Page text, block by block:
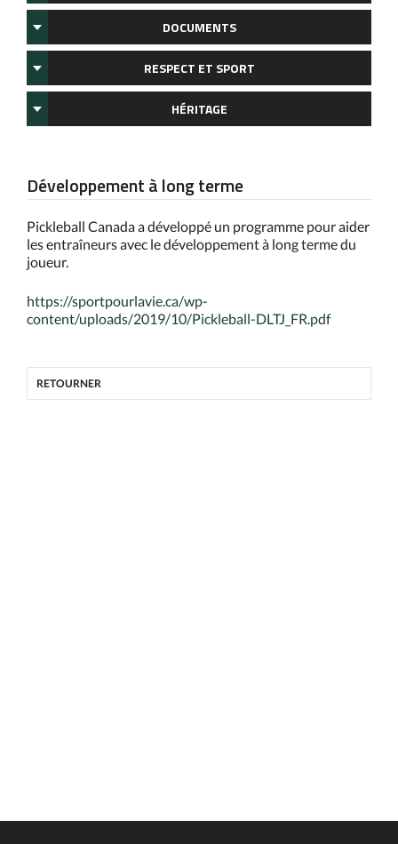
DOCUMENTS
RESPECT ET SPORT
HÉRITAGE
Développement à long terme
Pickleball Canada a développé un programme pour aider
les entraîneurs avec le développement à long terme du
joueur.
https://sportpourlavie.ca/wp-
content/uploads/2019/10/Pickleball-DLTJ_FR.pdf
RETOURNER